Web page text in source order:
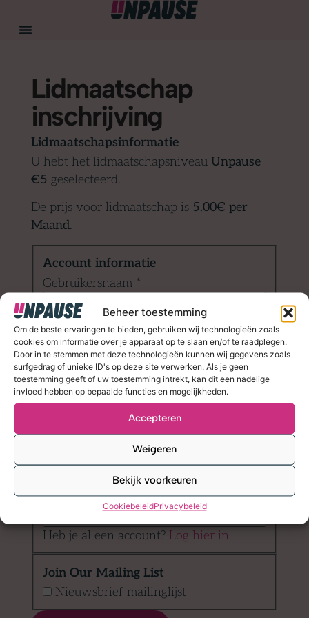
Beheer toestemming
Om de beste ervaringen te bieden, gebruiken wij technologieën zoals
cookies om informatie over je apparaat op te slaan en/of te raadplegen.
Door in te stemmen met deze technologieën kunnen wij gegevens zoals
surfgedrag of unieke ID's op deze site verwerken. Als je geen
toestemming geeft of uw toestemming intrekt, kan dit een nadelige
invloed hebben op bepaalde functies en mogelijkheden.
Accepteren
Weigeren
Bekijk voorkeuren
CookiebeleidPrivacybeleid
Lidmaatschap
inschrijving
Lidmaatschapsinformatie
U hebt het lidmaatschapsniveau Unpause
€5 geselecteerd.
De prijs voor lidmaatschap is 5.00€ per
Maand.
Account informatie
Gebruikersnaam *
Wachtwoord*
Wachtwoord tonen
Bevestig wachtwoord *
Bevestig e-mailadres
Heb je al een account? Log hier in
Join Our Mailing List
Nieuwsbrief mailinglijst